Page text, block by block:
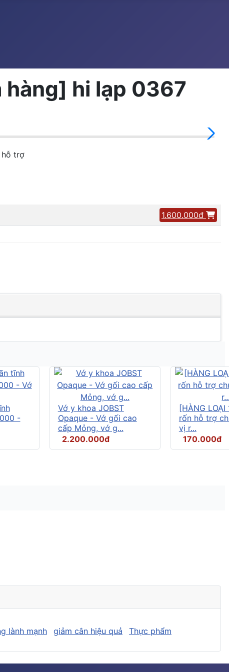
hi lạp 0367
trợ
1.600.000đ
-
Vớ y khoa JOBST
Opaque - Vớ gối cao
cấp Mỏng, vớ g...
2.200.000đ
[HÀNG
rốn hỗ trợ
vị r...
170.000đ
lành mạnh giảm cân hiệu quả Thực phẩm